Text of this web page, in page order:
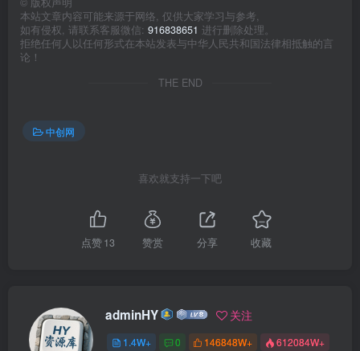
本站文章内容可能来源于网络, 仅供大家学习与参考,
如有侵权, 请联系客服微信: 916838651 进行删除处理。
拒绝任何人以任何形式在本站发表与中华人民共和国法律相抵触的言
论！
THE END
中创网
喜欢就支持一下吧
点赞13 赞赏 分享 收藏
adminHY 关注
1.4W+ 0 146848W+ 612084W+